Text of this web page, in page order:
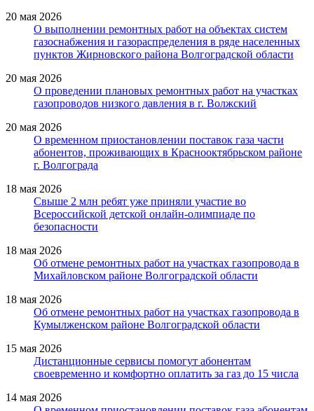
20 мая 2026
О выполнении ремонтных работ на объектах систем
газоснабжения и газораспределения в ряде населенных
пунктов Жирновского района Волгоградской области
20 мая 2026
О проведении плановых ремонтных работ на участках
газопроводов низкого давления в г. Волжский
20 мая 2026
О временном приостановлении поставок газа части
абонентов, проживающих в Краснооктябрьском районе
г. Волгограда
18 мая 2026
Свыше 2 млн ребят уже приняли участие во
Всероссийской детской онлайн-олимпиаде по
безопасности
18 мая 2026
Об отмене ремонтных работ на участках газопровода в
Михайловском районе Волгоградской области
18 мая 2026
Об отмене ремонтных работ на участках газопровода в
Кумылженском районе Волгоградской области
15 мая 2026
Дистанционные сервисы помогут абонентам
своевременно и комфортно оплатить за газ до 15 числа
14 мая 2026